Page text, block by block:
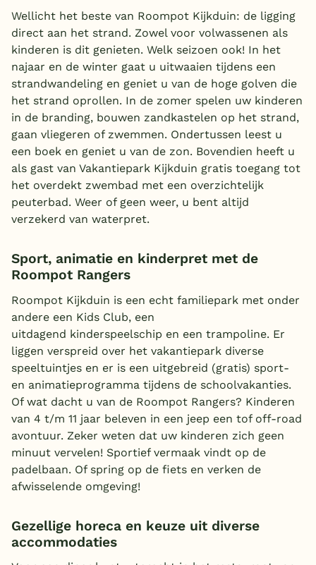
Wellicht het beste van Roompot Kijkduin: de ligging
direct aan het strand. Zowel voor volwassenen als
kinderen is dit genieten. Welk seizoen ook! In het
najaar en de winter gaat u uitwaaien tijdens een
strandwandeling en geniet u van de hoge golven die
het strand oprollen. In de zomer spelen uw kinderen
in de branding, bouwen zandkastelen op het strand,
gaan vliegeren of zwemmen. Ondertussen leest u
een boek en geniet u van de zon. Bovendien heeft u
als gast van Vakantiepark Kijkduin gratis toegang tot
het overdekt zwembad met een overzichtelijk
peuterbad. Weer of geen weer, u bent altijd
verzekerd van waterpret.
Sport, animatie en kinderpret met de
Roompot Rangers
Roompot Kijkduin is een echt familiepark met onder
andere een Kids Club, een
uitdagend kinderspeelschip en een trampoline. Er
liggen verspreid over het vakantiepark diverse
speeltuintjes en er is een uitgebreid (gratis) sport-
en animatieprogramma tijdens de schoolvakanties.
Of wat dacht u van de Roompot Rangers? Kinderen
van 4 t/m 11 jaar beleven in een jeep een tof off-road
avontuur. Zeker weten dat uw kinderen zich geen
minuut vervelen! Sportief vermaak vindt op de
padelbaan. Of spring op de fiets en verken de
afwisselende omgeving!
Gezellige horeca en keuze uit diverse
accommodaties